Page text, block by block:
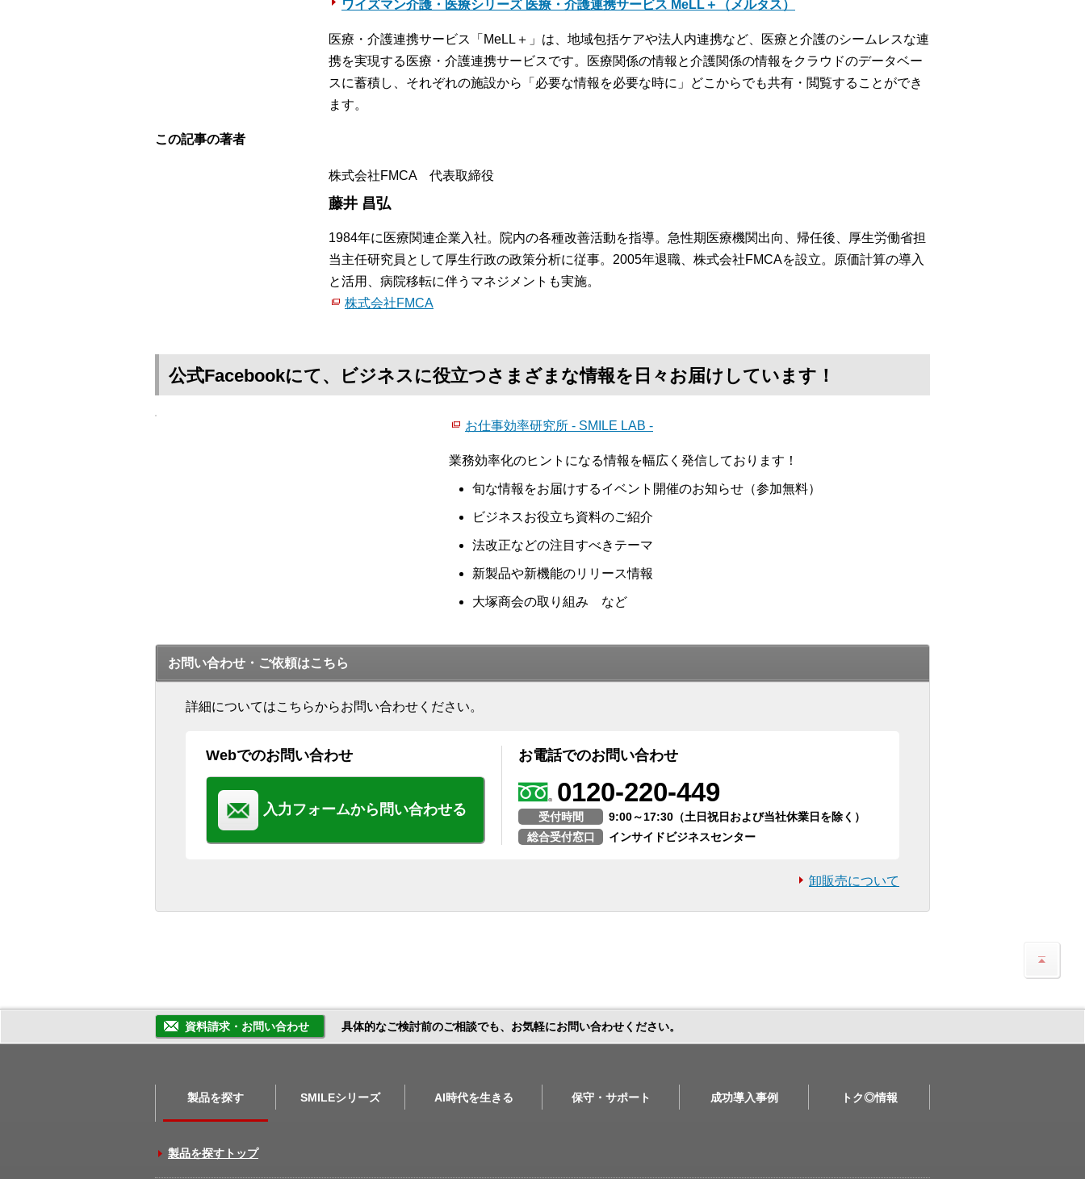
ワイズマン介護・医療シリーズ 医療・介護連携サービス MeLL＋（メルタス）
医療・介護連携サービス「MeLL＋」は、地域包括ケアや法人内連携など、医療と介護のシームレスな連
携を実現する医療・介護連携サービスです。医療関係の情報と介護関係の情報をクラウドのデータベー
スに蓄積し、それぞれの施設から「必要な情報を必要な時に」どこからでも共有・閲覧することができ
ます。
この記事の著者
株式会社FMCA 代表取締役
藤井 昌弘
1984年に医療関連企業入社。院内の各種改善活動を指導。急性期医療機関出向、帰任後、厚生労働省担
当主任研究員として厚生行政の政策分析に従事。2005年退職、株式会社FMCAを設立。原価計算の導入
と活用、病院移転に伴うマネジメントも実施。
株式会社FMCA
公式Facebookにて、ビジネスに役立つさまざまな情報を日々お届けしています！
お仕事効率研究所 - SMILE LAB -
業務効率化のヒントになる情報を幅広く発信しております！
旬な情報をお届けするイベント開催のお知らせ（参加無料）
ビジネスお役立ち資料のご紹介
法改正などの注目すべきテーマ
新製品や新機能のリリース情報
大塚商会の取り組み など
お問い合わせ・ご依頼はこちら
詳細についてはこちらからお問い合わせください。
Webでのお問い合わせ
入力フォームから問い合わせる
お電話でのお問い合わせ
0120-220-449
受付時間
9:00～17:30（土日祝日および当社休業日を除く）
総合受付窓口
インサイドビジネスセンター
卸販売について
資料請求・お問い合わせ 具体的なご検討前のご相談でも、お気軽にお問い合わせください。
製品を探す SMILEシリーズ AI時代を生きる 保守・サポート 成功導入事例 トク◎情報
製品を探すトップ